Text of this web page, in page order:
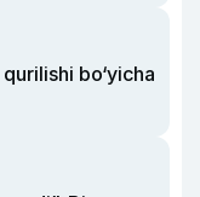
bo‘yicha